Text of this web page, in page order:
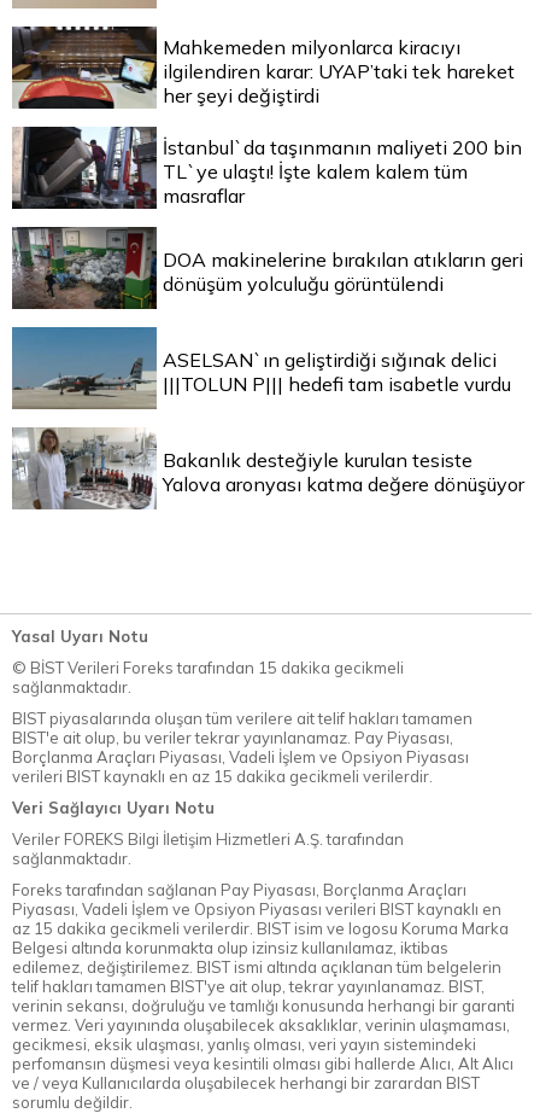
Mahkemeden milyonlarca kiracıyı
ilgilendiren karar: UYAP’taki tek hareket
her şeyi değiştirdi
İstanbul`da taşınmanın maliyeti 200 bin
TL`ye ulaştı! İşte kalem kalem tüm
masraflar
DOA makinelerine bırakılan atıkların geri
dönüşüm yolculuğu görüntülendi
ASELSAN`ın geliştirdiği sığınak delici
|||TOLUN P||| hedefi tam isabetle vurdu
Bakanlık desteğiyle kurulan tesiste
Yalova aronyası katma değere dönüşüyor
Yasal Uyarı Notu
© BİST Verileri Foreks tarafından 15 dakika gecikmeli
sağlanmaktadır.
BIST piyasalarında oluşan tüm verilere ait telif hakları tamamen
BIST'e ait olup, bu veriler tekrar yayınlanamaz. Pay Piyasası,
Borçlanma Araçları Piyasası, Vadeli İşlem ve Opsiyon Piyasası
verileri BIST kaynaklı en az 15 dakika gecikmeli verilerdir.
Veri Sağlayıcı Uyarı Notu
Veriler FOREKS Bilgi İletişim Hizmetleri A.Ş. tarafından
sağlanmaktadır.
Foreks tarafından sağlanan Pay Piyasası, Borçlanma Araçları
Piyasası, Vadeli İşlem ve Opsiyon Piyasası verileri BIST kaynaklı en
az 15 dakika gecikmeli verilerdir. BIST isim ve logosu Koruma Marka
Belgesi altında korunmakta olup izinsiz kullanılamaz, iktibas
edilemez, değiştirilemez. BIST ismi altında açıklanan tüm belgelerin
telif hakları tamamen BIST'ye ait olup, tekrar yayınlanamaz. BIST,
verinin sekansı, doğruluğu ve tamlığı konusunda herhangi bir garanti
vermez. Veri yayınında oluşabilecek aksaklıklar, verinin ulaşmaması,
gecikmesi, eksik ulaşması, yanlış olması, veri yayın sistemindeki
perfomansın düşmesi veya kesintili olması gibi hallerde Alıcı, Alt Alıcı
ve / veya Kullanıcılarda oluşabilecek herhangi bir zarardan BIST
sorumlu değildir.